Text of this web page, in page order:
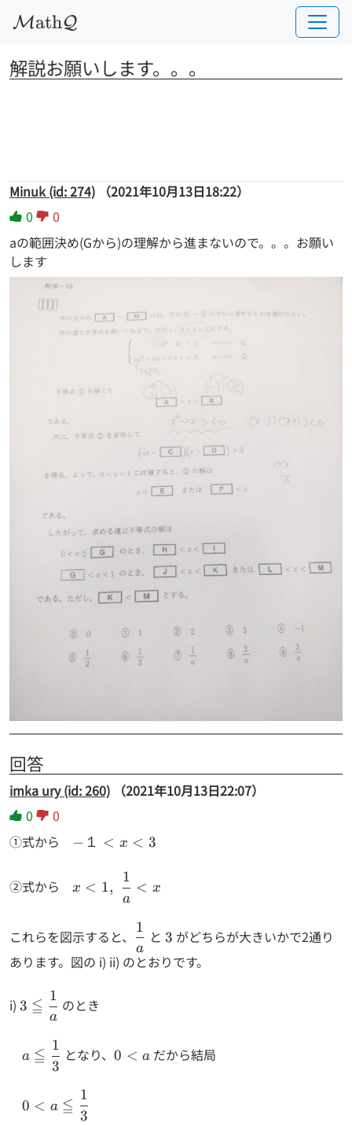
MathQ
解説お願いします。。。
Minuk (id: 274)
（2021年10月13日18:22）
0
0
aの範囲決め(Gから)の理解から進まないので。。。お願い
します
回答
imka ury (id: 260)
（2021年10月13日22:07）
0
0
①式から -
x
3
− １ < x < 3
②式から
x<1, \,\,
\dfrac{1}
x < 1,
a
1
< x
これらを図示すると、
\dfrac{1}
{a}
a
1
と 3
3 がどちらが大きいかで2通り
あります。図の i) ii) のとおりです。
i) 3 \leqq
\dfrac{1}
3 ≦ a
1
のとき
a \leqq
\dfrac{1}
a ≦ 3
1
となり、0
<
0 < a だから結局
0 < a
\leqq
0 < a ≦ 3
1